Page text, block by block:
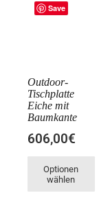
Save
Outdoor-
Tischplatte
Eiche mit
606,00€